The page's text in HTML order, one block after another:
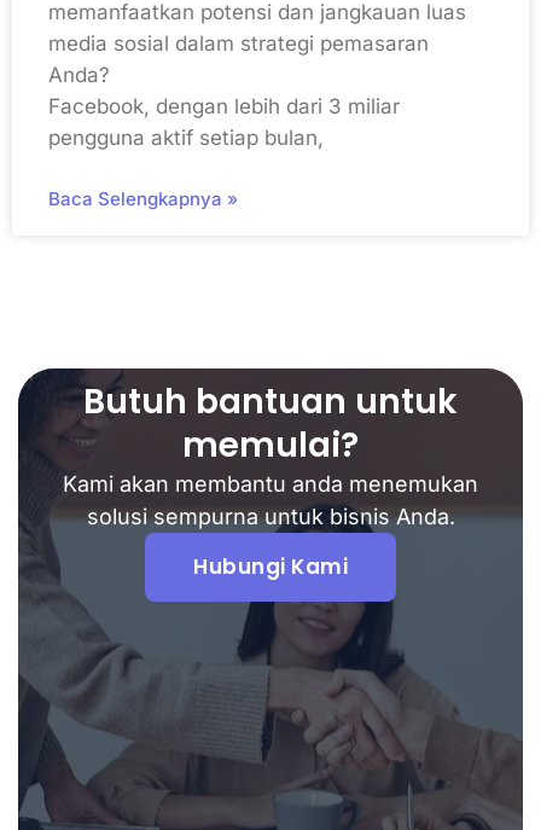
memanfaatkan potensi dan jangkauan luas
media sosial dalam strategi pemasaran
Anda?
Facebook, dengan lebih dari 3 miliar
pengguna aktif setiap bulan,
Baca Selengkapnya »
Butuh bantuan untuk
memulai?
Kami akan membantu anda menemukan
solusi sempurna untuk bisnis Anda.
Hubungi Kami